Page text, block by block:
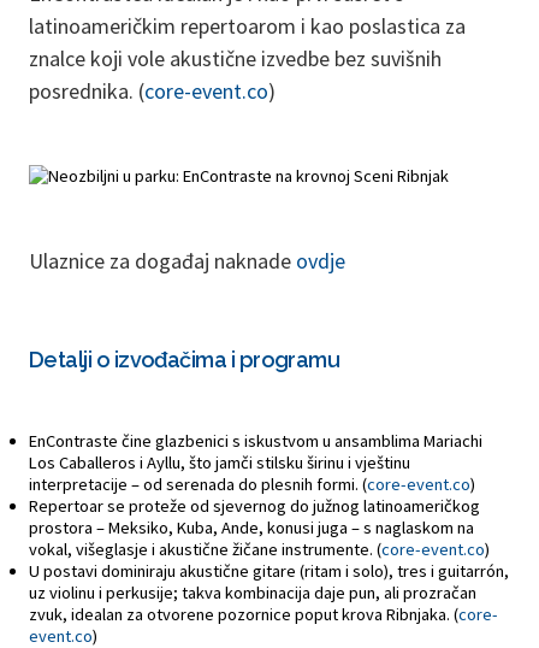
latinoameričkim repertoarom i kao poslastica za
znalce koji vole akustične izvedbe bez suvišnih
posrednika. (core-event.co)
Ulaznice za događaj naknade ovdje
Detalji o izvođačima i programu
EnContraste čine glazbenici s iskustvom u ansamblima Mariachi
Los Caballeros i Ayllu, što jamči stilsku širinu i vještinu
interpretacije – od serenada do plesnih formi. (core-event.co)
Repertoar se proteže od sjevernog do južnog latinoameričkog
prostora – Meksiko, Kuba, Ande, konusi juga – s naglaskom na
vokal, višeglasje i akustične žičane instrumente. (core-event.co)
U postavi dominiraju akustične gitare (ritam i solo), tres i guitarrón,
uz violinu i perkusije; takva kombinacija daje pun, ali prozračan
zvuk, idealan za otvorene pozornice poput krova Ribnjaka. (core-
event.co)